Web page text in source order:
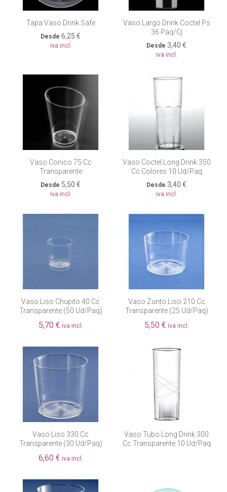
Tapa Vaso Drink Safe
Desde 6,25 €
iva incl.
Vaso Largo Drink Coctel Ps
36 Paq/cj
Desde 3,40 €
iva incl.
Vaso Conico 75 Cc
Transparente
Desde 5,50 €
iva incl.
Vaso Coctel Long Drink 350
Cc Colores 10 Ud/paq
Desde 3,40 €
iva incl.
Vaso Liso Chupito 40 Cc
Transparente (50 Ud/paq)
5,70 € iva incl.
Vaso Zurito Liso 210 Cc
Transparente (25 Ud/paq)
5,50 € iva incl.
Vaso Liso 330 Cc
Transparente (30 Ud/paq)
6,60 € iva incl.
Vaso Tubo Long Drink 300
Cc Transparente 10 Ud/paq